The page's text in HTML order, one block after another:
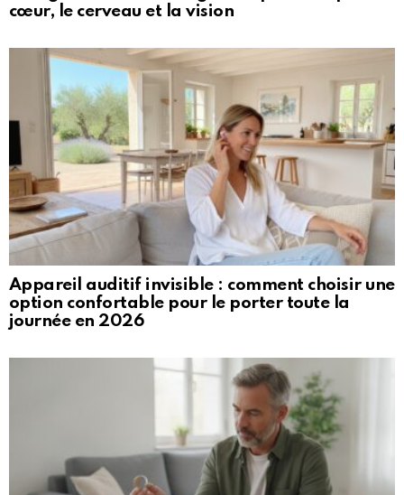
cœur, le cerveau et la vision
Appareil auditif invisible : comment choisir une
option confortable pour le porter toute la
journée en 2026